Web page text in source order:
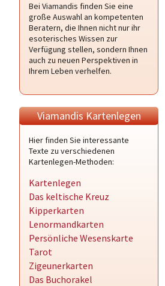
Bei Viamandis finden Sie eine
große Auswahl an kompetenten
Beratern, die Ihnen nicht nur ihr
esoterisches Wissen zur
Verfügung stellen, sondern Ihnen
auch zu neuen Perspektiven in
Ihrem Leben verhelfen.
Viamandis Kartenlegen
Hier finden Sie interessante
Texte zu verschiedenen
Kartenlegen-Methoden:
Kartenlegen
Das keltische Kreuz
Kipperkarten
Lenormandkarten
Persönliche Wesenskarte
Tarot
Zigeunerkarten
Das Buchorakel